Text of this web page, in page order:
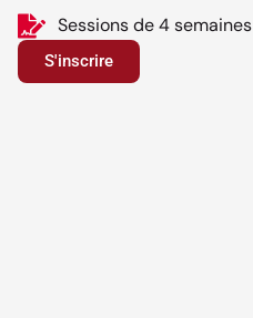
Sessions de 4 semaines
S'inscrire